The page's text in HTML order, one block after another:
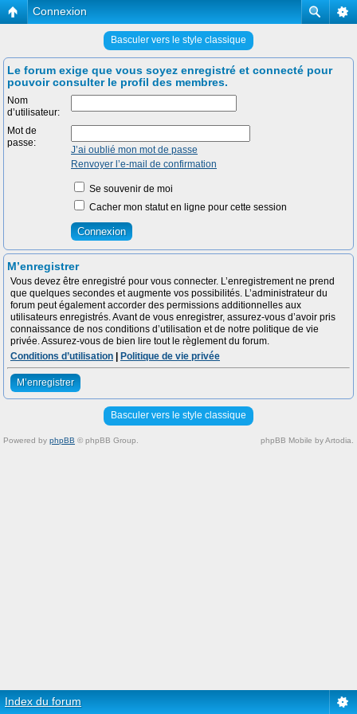
Connexion
Basculer vers le style classique
Le forum exige que vous soyez enregistré et connecté pour
pouvoir consulter le profil des membres.
Nom
d’utilisateur:
Mot de
passe:
J’ai oublié mon mot de passe
Renvoyer l’e-mail de confirmation
Se souvenir de moi
Cacher mon statut en ligne pour cette session
M’enregistrer
Vous devez être enregistré pour vous connecter. L’enregistrement ne prend
que quelques secondes et augmente vos possibilités. L’administrateur du
forum peut également accorder des permissions additionnelles aux
utilisateurs enregistrés. Avant de vous enregistrer, assurez-vous d’avoir pris
connaissance de nos conditions d’utilisation et de notre politique de vie
privée. Assurez-vous de bien lire tout le règlement du forum.
Conditions d’utilisation
Politique de vie privée
M’enregistrer
Basculer vers le style classique
Powered by phpBB © phpBB Group. phpBB Mobile by Artodia.
Index du forum